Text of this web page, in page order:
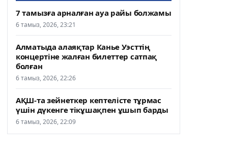
7 тамызға арналған ауа райы болжамы
6 тамыз, 2026, 23:21
Алматыда алаяқтар Канье Уэсттің
концертіне жалған билеттер сатпақ
болған
6 тамыз, 2026, 22:26
АҚШ-та зейнеткер кептелісте тұрмас
үшін дүкенге тікұшақпен ұшып барды
6 тамыз, 2026, 22:09